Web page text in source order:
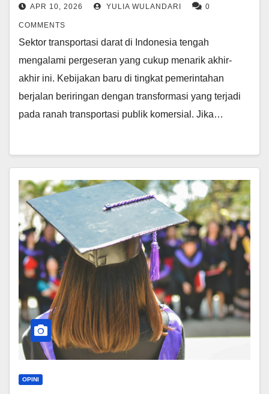
APR 10, 2026 YULIA WULANDARI 0
COMMENTS
Sektor transportasi darat di Indonesia tengah
mengalami pergeseran yang cukup menarik akhir-
akhir ini. Kebijakan baru di tingkat pemerintahan
berjalan beriringan dengan transformasi yang terjadi
pada ranah transportasi publik komersial. Jika…
OPINI